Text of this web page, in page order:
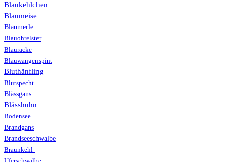
Blaukehlchen
Blaumeise
Blaumerle
Blauohrelster
Blauracke
Blauwangenspint
Bluthänfling
Blutspecht
Blässgans
Blässhuhn
Bodensee
Brandgans
Brandseeschwalbe
Braunkehl-